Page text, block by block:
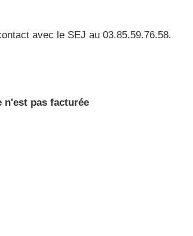
avec le SEJ au 03.85.59.76.58.
n'est pas facturée